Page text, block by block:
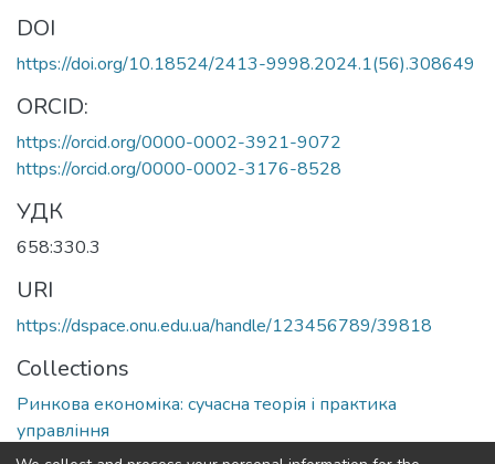
DOI
https://doi.org/10.18524/2413-9998.2024.1(56).308649
ORCID:
https://orcid.org/0000-0002-3921-9072
https://orcid.org/0000-0002-3176-8528
УДК
658:330.3
URI
https://dspace.onu.edu.ua/handle/123456789/39818
Collections
Ринкова економіка: сучасна теорія і практика
управління